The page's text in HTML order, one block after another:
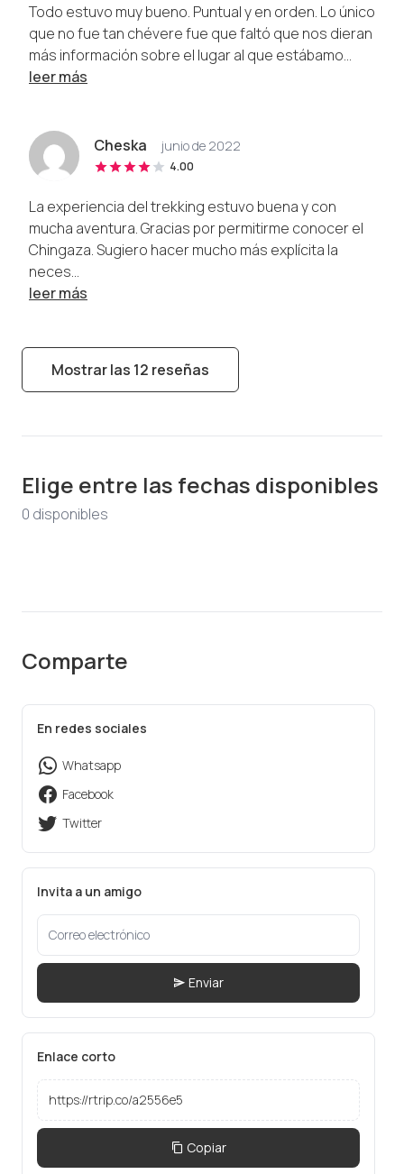
Todo estuvo muy bueno. Puntual y en orden. Lo único
que no fue tan chévere fue que faltó que nos dieran
más información sobre el lugar al que estábamo...
leer más
Cheska junio de 2022
4.00
La experiencia del trekking estuvo buena y con
mucha aventura. Gracias por permitirme conocer el
Chingaza. Sugiero hacer mucho más explícita la
neces...
leer más
Mostrar las 12 reseñas
Elige entre las fechas disponibles
0 disponibles
Comparte
En redes sociales
Whatsapp
Facebook
Twitter
Invita a un amigo
Enviar
Enlace corto
Copiar